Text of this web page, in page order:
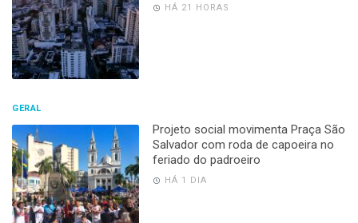
HÁ 21 HORAS
GERAL
Projeto social movimenta Praça São
Salvador com roda de capoeira no
feriado do padroeiro
HÁ 1 DIA